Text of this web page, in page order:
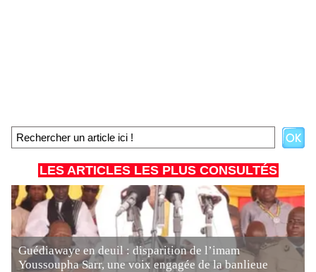
LES ARTICLES LES PLUS CONSULTÉS
Guédiawaye en deuil : disparition de l’imam
Youssoupha Sarr, une voix engagée de la banlieue